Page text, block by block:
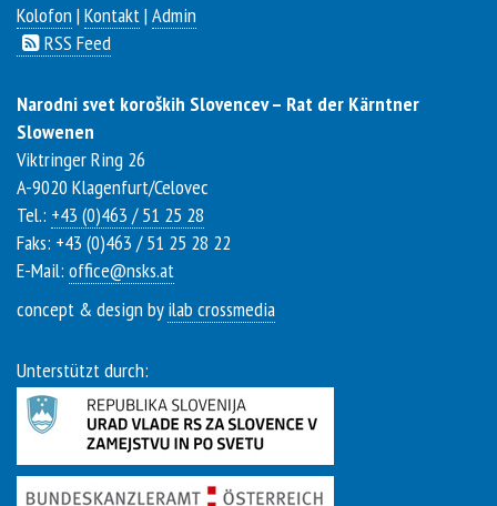
Kolofon |Kontakt|Admin
RSS Feed
Narodni svet koroških Slovencev – Rat der Kärntner
Slowenen
Viktringer Ring 26
A-9020 Klagenfurt/Celovec
Tel.: +43 (0)463 / 51 25 28
Faks: +43 (0)463 / 51 25 28 22
E-Mail: office@nsks.at
concept & design by ilab crossmedia
Unterstützt durch: